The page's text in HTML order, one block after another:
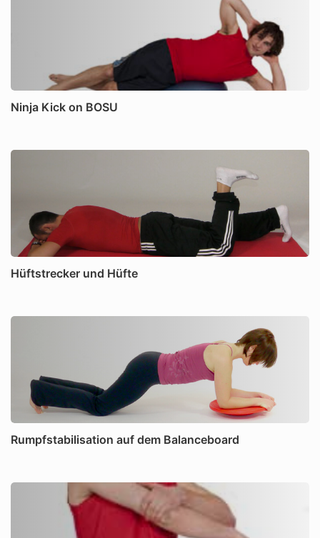
Ninja Kick on BOSU
Hüftstrecker und Hüfte
Rumpfstabilisation auf dem Balanceboard